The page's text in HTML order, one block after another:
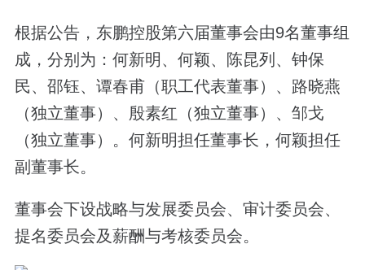
根据公告，东鹏控股第六届董事会由9名董事组
成，分别为：何新明、何颖、陈昆列、钟保
民、邵钰、谭春甫（职工代表董事）、路晓燕
（独立董事）、殷素红（独立董事）、邹戈
（独立董事）。何新明担任董事长，何颖担任
副董事长。
董事会下设战略与发展委员会、审计委员会、
提名委员会及薪酬与考核委员会。